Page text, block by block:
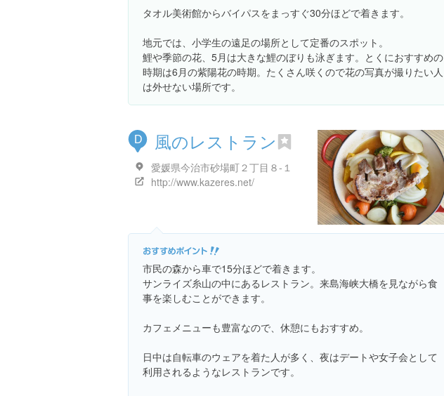
タオル美術館からバイパスをまっすぐ30分ほどで着きます。
地元では、小学生の遠足の場所として定番のスポット。
鯉や季節の花、5月は大きな鯉のぼりも泳ぎます。とくにおすすめの
時期は6月の紫陽花の時期。たくさん咲くので花の写真が撮りたい人
は外せない場所です。
D 風のレストラン
愛媛県今治市砂場町２丁目８-１
http://www.kazeres.net/
市民の森から車で15分ほどで着きます。
サンライズ糸山の中にあるレストラン。来島海峡大橋を見ながら食
事を楽しむことができます。
カフェメニューも豊富なので、休憩にもおすすめ。
日中は自転車のウェアを着た人が多く、夜はデートや女子会として
利用されるようなレストランです。